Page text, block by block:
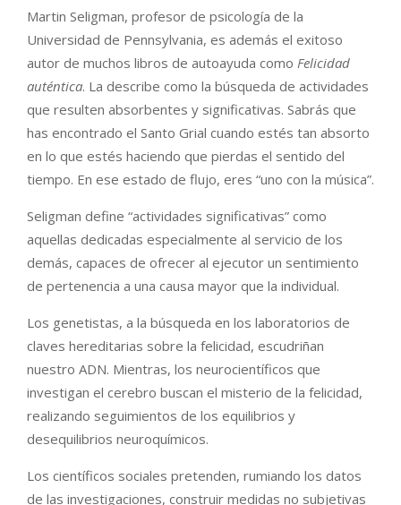
Martin Seligman, profesor de psicología de la
Universidad de Pennsylvania, es además el exitoso
autor de muchos libros de autoayuda como Felicidad
auténtica. La describe como la búsqueda de actividades
que resulten absorbentes y significativas. Sabrás que
has encontrado el Santo Grial cuando estés tan absorto
en lo que estés haciendo que pierdas el sentido del
tiempo. En ese estado de flujo, eres “uno con la música”.
Seligman define “actividades significativas” como
aquellas dedicadas especialmente al servicio de los
demás, capaces de ofrecer al ejecutor un sentimiento
de pertenencia a una causa mayor que la individual.
Los genetistas, a la búsqueda en los laboratorios de
claves hereditarias sobre la felicidad, escudriñan
nuestro ADN. Mientras, los neurocientíficos que
investigan el cerebro buscan el misterio de la felicidad,
realizando seguimientos de los equilibrios y
desequilibrios neuroquímicos.
Los científicos sociales pretenden, rumiando los datos
de las investigaciones, construir medidas no subjetivas